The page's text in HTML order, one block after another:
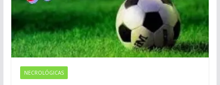
NECROLÓGICAS